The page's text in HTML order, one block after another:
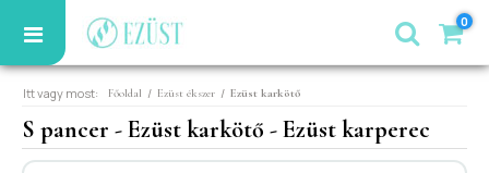
0
Itt vagy most: Főoldal / Ezüst ékszer / Ezüst karkötő
S pancer - Ezüst karkötő - Ezüst karperec